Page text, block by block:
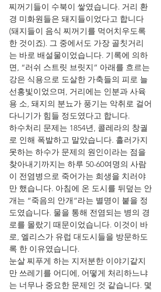
찌꺼기들이 수북이 쌓였습니다. 거리 환
경 미화원들은 돼지들이었다고 합니다
(돼지들이 음식 찌꺼기를 먹어치우도록
한 것이죠). 그 중에서도 가장 골칫거리
는 바로 배설물이었습니다. 기록에 의하
면, “러쉬 스트릿 브릿지” 아래를 흐르는
강은 식용으로 도살한 가축들의 피로 늘
선홍빛이었으며, 거리에는 인분과 사육
용 소, 돼지의 분뇨가 풍기는 악취로 걸어
다니기가 힘들 정도였다고 합니다.
하수처리 문제는 1854년, 콜레라의 창궐
로 인해 폭발하고 말았습니다. 흘러가지
못하는 하수가 문제의 원인이라는 점을
찾아내기까지는 하루 50-60여명의 사람
이 전염병으로 죽어가는 희생을 치러야
만 했습니다. 아침에 온 도시를 뒤덮는 안
개는 “죽음의 안개”라는 별명이 붙을 정
도였습니다. 물을 통해 전염되는 병의 경
로를 몰랐기 때문이었습니다. 이것이 바
로, 엘리스가 유럽 대도시들을 방문하도
록 한 이유였습니다.
눈살 찌푸게 하는 지저분한 이야기같지
만 쓰레기를 어디에, 어떻게 처리하느냐
는 너무나 중요한 문제인 것 같습니다. 몇